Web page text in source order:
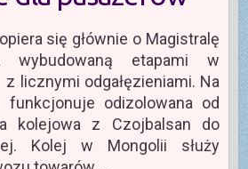
się głównie o Magistralę
wybudowaną etapami w
z licznymi odgałęzieniami. Na
odizolowana od
kolejowa z Czojbalsan do
Kolej w Mongolii służy